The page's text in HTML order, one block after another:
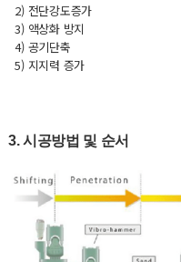
2) 전단강도증가
3) 액상화 방지
4) 공기단축
5) 지지력 증가
3. 시공방법 및 순서